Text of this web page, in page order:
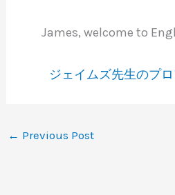
James, welcome to
ジェイムズ先生のプ
← Previous Post